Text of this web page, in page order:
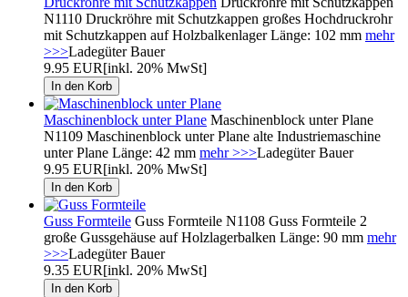
N1110 Druckröhre mit Schutzkappen großes Hochdruckrohr
mit Schutzkappen auf Holzbalkenlager Länge: 102 mm mehr
>>>Ladegüter Bauer
9.95 EUR[inkl. 20% MwSt]
Maschinenblock unter Plane Maschinenblock unter Plane
N1109 Maschinenblock unter Plane alte Industriemaschine
unter Plane Länge: 42 mm mehr >>>Ladegüter Bauer
9.95 EUR[inkl. 20% MwSt]
Guss Formteile Guss Formteile N1108 Guss Formteile 2
große Gussgehäuse auf Holzlagerbalken Länge: 90 mm mehr
>>>Ladegüter Bauer
9.35 EUR[inkl. 20% MwSt]